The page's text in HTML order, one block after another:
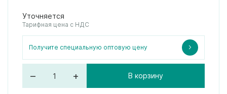
Уточняется
Тарифная цена с НДС
Получите специальную оптовую цену
– + В корзину